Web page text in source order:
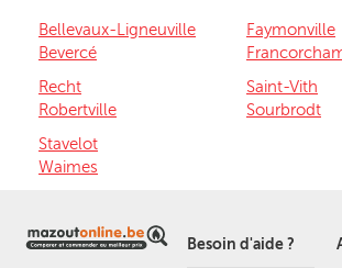
Bellevaux-Ligneuville
Bevercé
Faymonville
Recht
Robertville
Saint-Vith
Sourbrodt
Stavelot
Waimes
Besoin d'aide ?